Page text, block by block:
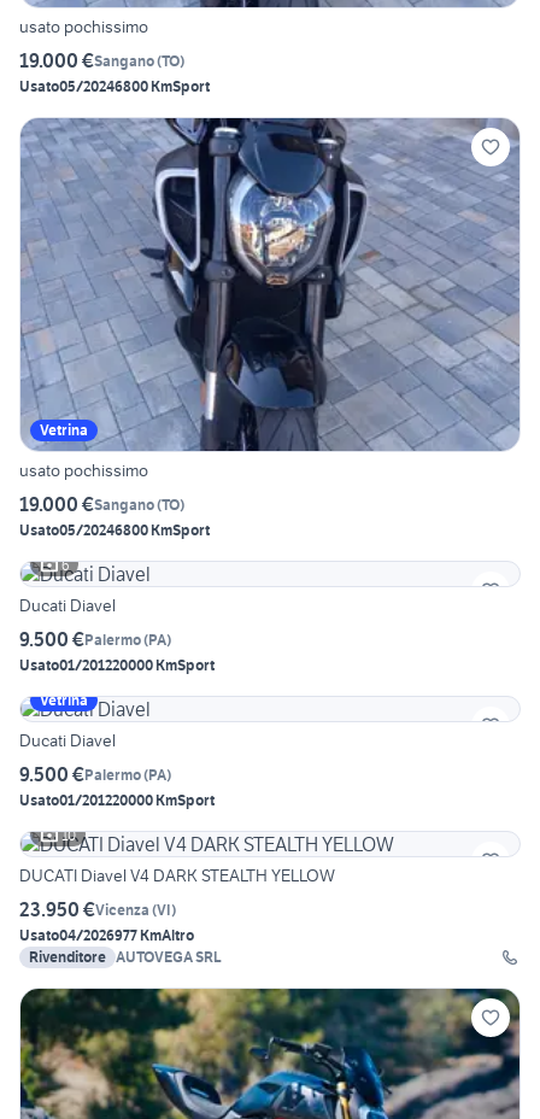
usato pochissimo
19.000 €Sangano(TO)
Usato05/20246800 KmSport
Vetrina
usato pochissimo
19.000 €Sangano(TO)
Usato05/20246800 KmSport
6
Ducati Diavel
9.500 €Palermo(PA)
Usato01/201220000 KmSport
Vetrina
Ducati Diavel
9.500 €Palermo(PA)
Usato01/201220000 KmSport
10
DUCATI Diavel V4 DARK STEALTH YELLOW
23.950 €Vicenza (VI)
Usato04/2026977 KmAltro
Rivenditore AUTOVEGA SRL